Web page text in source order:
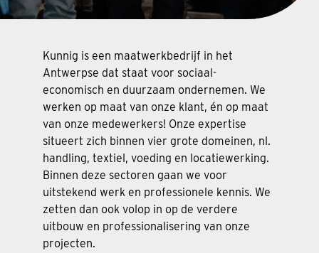
Kunnig is een maatwerkbedrijf in het
Antwerpse dat staat voor sociaal-
economisch en duurzaam ondernemen. We
werken op maat van onze klant, én op maat
van onze medewerkers! Onze expertise
situeert zich binnen vier grote domeinen, nl.
handling, textiel, voeding en locatiewerking.
Binnen deze sectoren gaan we voor
uitstekend werk en professionele kennis. We
zetten dan ook volop in op de verdere
uitbouw en professionalisering van onze
projecten.